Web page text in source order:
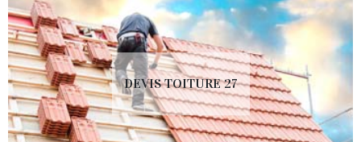
DEVIS TOITURE 27